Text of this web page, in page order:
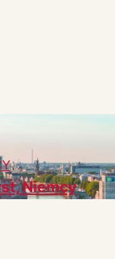
Niemcy